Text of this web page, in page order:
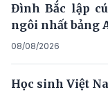
Đình Bắc lập
ngôi nhất bảng
08/08/2026
Học sinh Việt